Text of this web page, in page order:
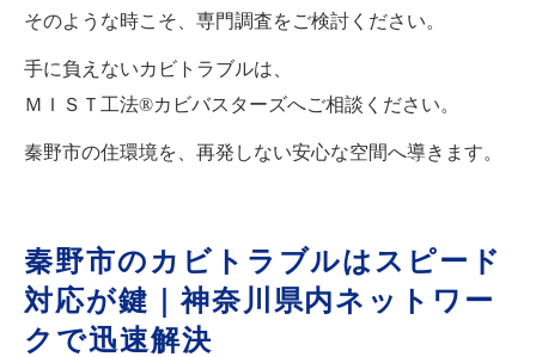
そのような時こそ、専門調査をご検討ください。
手に負えないカビトラブルは、
ＭＩＳＴ工法®カビバスターズへご相談ください。
秦野市の住環境を、再発しない安心な空間へ導きます。
秦野市のカビトラブルはスピード
対応が鍵｜神奈川県内ネットワー
クで迅速解決